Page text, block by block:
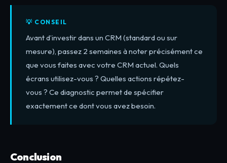
💡 CONSEIL
Avant d’investir dans un CRM (standard ou sur
mesure), passez 2 semaines à noter précisément ce
que vous faites avec votre CRM actuel. Quels
écrans utilisez-vous ? Quelles actions répétez-
vous ? Ce diagnostic permet de spécifier
exactement ce dont vous avez besoin.
Conclusion